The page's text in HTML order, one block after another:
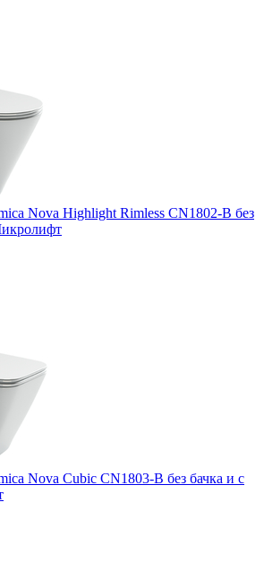
Nova Highlight Rimless CN1802-B без
Nova Cubic CN1803-B без бачка и с